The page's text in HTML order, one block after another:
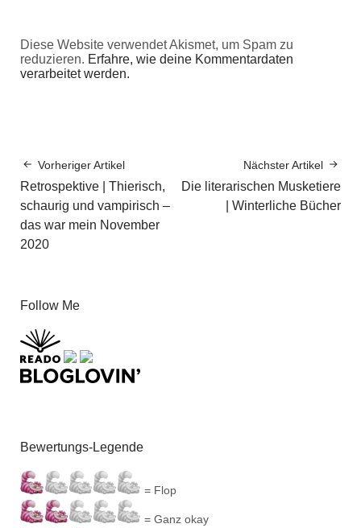
Diese Website verwendet Akismet, um Spam zu
reduzieren. Erfahre, wie deine Kommentardaten
verarbeitet werden.
Vorheriger Artikel
Retrospektive | Thierisch,
schaurig und vampirisch –
das war mein November
2020
Nächster Artikel
Die literarischen Musketiere
| Winterliche Bücher
Follow Me
Bewertungs-Legende
= Flop
= Ganz okay